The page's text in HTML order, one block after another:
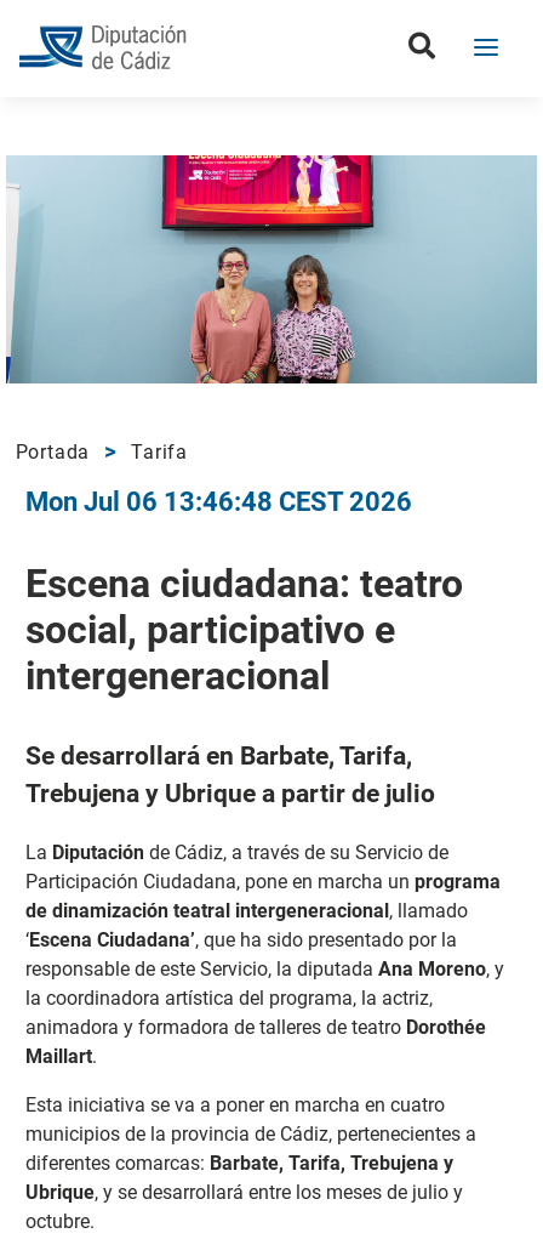
Portada Tarifa
Mon Jul 06 13:46:48 CEST 2026
Escena ciudadana: teatro
social, participativo e
intergeneracional
Se desarrollará en Barbate, Tarifa,
Trebujena y Ubrique a partir de julio
La Diputaciónde Cádiz, a través de su Servicio de
Participación Ciudadana, pone en marcha un programa
de dinamización teatral intergeneracional, llamado
‘Escena Ciudadana’, que ha sido presentado por la
responsable de este Servicio, la diputada Ana Moreno, y
la coordinadora artística del programa, la actriz,
animadora y formadora de talleres de teatro Dorothée
Maillart.
Esta iniciativa se va a poner en marcha en cuatro
municipios de la provincia de Cádiz, pertenecientes a
diferentes comarcas: Barbate, Tarifa, Trebujena y
Ubrique, y se desarrollará entre los meses de julio y
octubre.